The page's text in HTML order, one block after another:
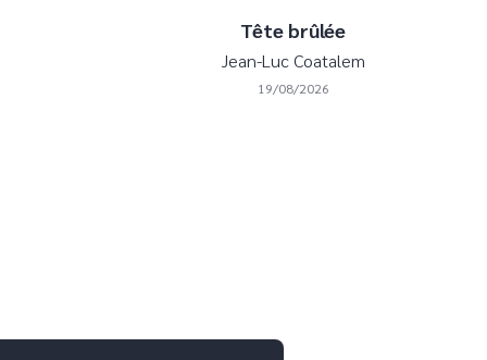
Tête brûlée
Jean-Luc Coatalem
19/08/2026